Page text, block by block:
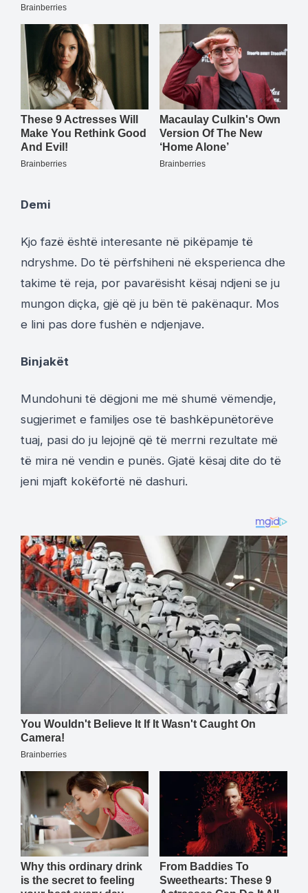
Demi
Kjo fazë është interesante në pikëpamje të
ndryshme. Do të përfshiheni në eksperienca dhe
takime të reja, por pavarësisht kësaj ndjeni se ju
mungon diçka, gjë që ju bën të pakënaqur. Mos
e lini pas dore fushën e ndjenjave.
Binjakët
Mundohuni të dëgjoni me më shumë vëmendje,
sugjerimet e familjes ose të bashkëpunëtorëve
tuaj, pasi do ju lejojnë që të merrni rezultate më
të mira në vendin e punës. Gjatë kësaj dite do të
jeni mjaft kokëfortë në dashuri.